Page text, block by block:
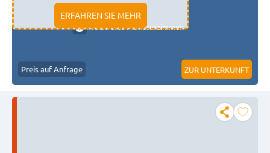
ERFAHREN SIE MEHR
11333 fulda
Preiswerte Monteurzimmer
Preis auf Anfrage ZUR UNTERKUNFT